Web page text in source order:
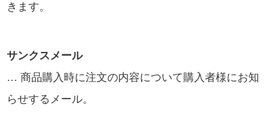
きます。
サンクスメール
… 商品購入時に注文の内容について購入者様にお知
らせするメール。